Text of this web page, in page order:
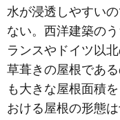
水が浸透しやすい
ない。西洋建築の
ランスやドイツ以
草葺きの屋根であ
も大きな屋根面積
おける屋根の形態